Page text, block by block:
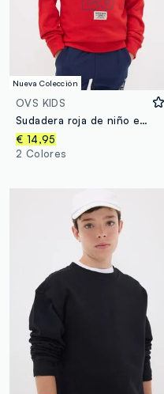
Nueva Colección
OVS KIDS
Sudadera roja de niño en puro algodón orgánico con cuello redondo y estampado
€ 14,95
2 Colores